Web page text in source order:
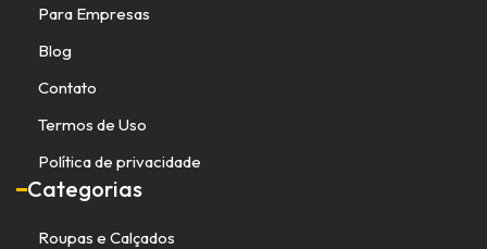
Para Empresas
Blog
Contato
Termos de Uso
Política de privacidade
Categorias
Roupas e Calçados